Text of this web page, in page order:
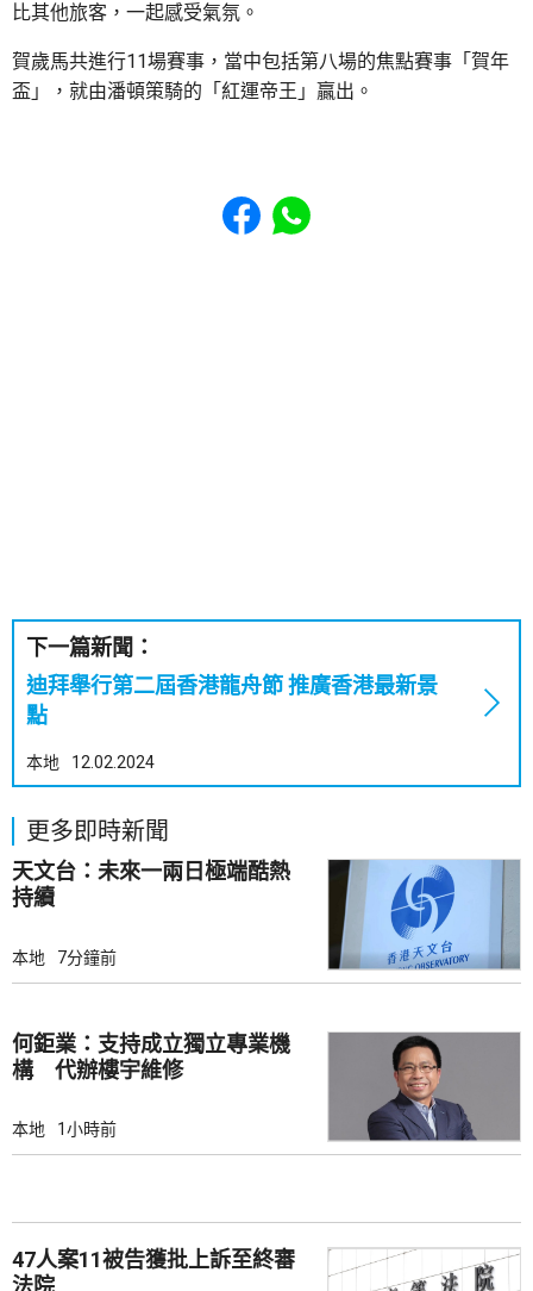
比其他旅客，一起感受氣氛。
賀歲馬共進行11場賽事，當中包括第八場的焦點賽事「賀年
盃」，就由潘頓策騎的「紅運帝王」贏出。
Share to Facebook
Share to WhatsApp
下一篇新聞：
迪拜舉行第二屆香港龍舟節 推廣香港最新景
點
本地 12.02.2024
更多即時新聞
天文台：未來一兩日極端酷熱
持續
本地 7分鐘前
何鉅業：支持成立獨立專業機
構 代辦樓宇維修
本地 1小時前
47人案11被告獲批上訴至終審
法院